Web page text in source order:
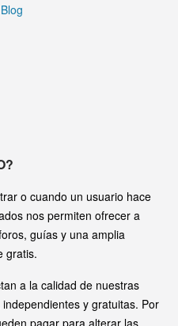
Blog
o cuando un usuario hace
nos permiten ofrecer a
guías y una amplia
gratis.
a la calidad de nuestras
y gratuitas. Por